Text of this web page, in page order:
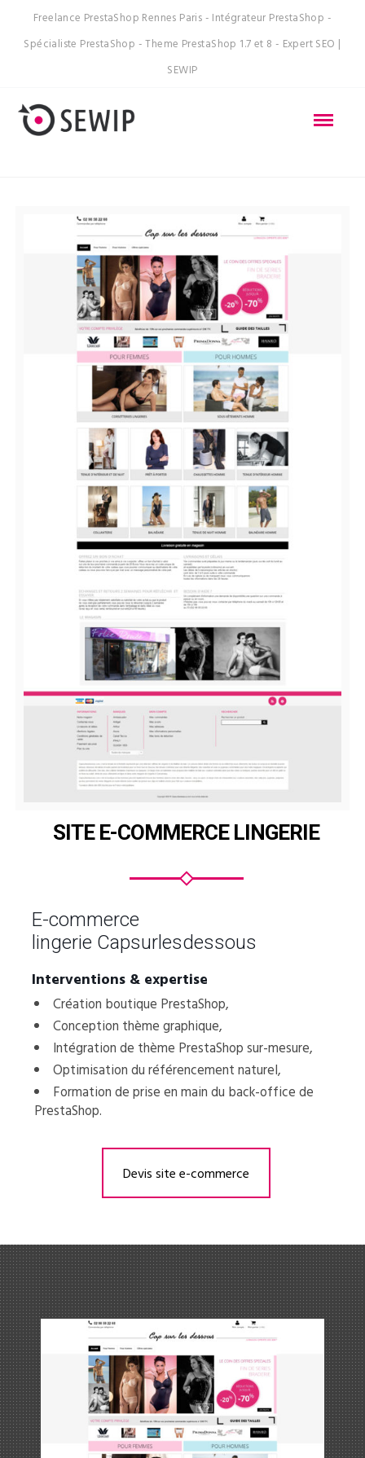
Freelance PrestaShop Rennes Paris - Intégrateur PrestaShop -
Spécialiste PrestaShop - Theme PrestaShop 1.7 et 8 - Expert SEO |
SEWIP
SITE E-COMMERCE LINGERIE
E-commerce
lingerie Capsurlesdessous
Interventions & expertise
Création boutique PrestaShop,
Conception thème graphique,
Intégration de thème PrestaShop sur-mesure,
Optimisation du référencement naturel,
Formation de prise en main du back-office de
PrestaShop.
Devis site e-commerce